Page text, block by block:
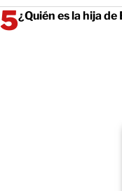
¿Quién es la hija